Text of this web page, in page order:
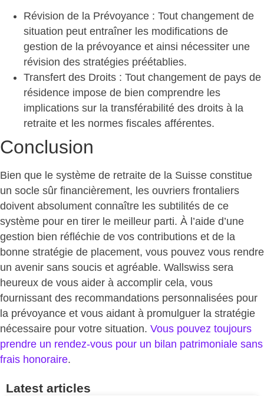
Révision de la Prévoyance : Tout changement de
situation peut entraîner les modifications de
gestion de la prévoyance et ainsi nécessiter une
révision des stratégies préétablies.
Transfert des Droits : Tout changement de pays de
résidence impose de bien comprendre les
implications sur la transférabilité des droits à la
retraite et les normes fiscales afférentes.
Conclusion
Bien que le système de retraite de la Suisse constitue
un socle sûr financièrement, les ouvriers frontaliers
doivent absolument connaître les subtilités de ce
système pour en tirer le meilleur parti. À l’aide d’une
gestion bien réfléchie de vos contributions et de la
bonne stratégie de placement, vous pouvez vous rendre
un avenir sans soucis et agréable. Wallswiss sera
heureux de vous aider à accomplir cela, vous
fournissant des recommandations personnalisées pour
la prévoyance et vous aidant à promulguer la stratégie
nécessaire pour votre situation. Vous pouvez toujours
prendre un rendez-vous pour un bilan patrimoniale sans
frais honoraire.
Latest articles